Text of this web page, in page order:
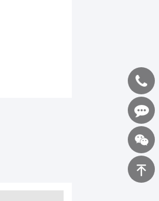
400-
0898-
123
在线咨询